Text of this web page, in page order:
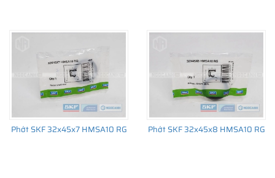
THÔNG TIN HỮU ÍCH
Vòng bi SKF chính hãng, Những lưu ý cơ bản trước khi mua hàng
Xuất xứ vòng bi SKF chính hãng ở đâu?
Chất lượng vòng bi SKF chính hãng
Phớt SKF 32x45x7 HMSA10 RG Phớt SKF 32x45x8 HMSA10 RG